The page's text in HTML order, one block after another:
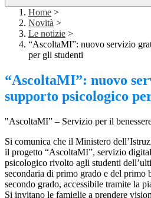
Home >
Novità >
Le notizie >
“AscoltaMI”: nuovo servizio
per gli studenti
“AscoltaMI”: nuovo
supporto psicologico
"AscoltaMI” – Servizio per il
Si comunica che il Ministero
il progetto “AscoltaMI”, servizio
psicologico rivolto agli studenti
secondaria di primo grado e del primo
secondo grado, accessibile tramite la
Si invitano le famiglie a prendere